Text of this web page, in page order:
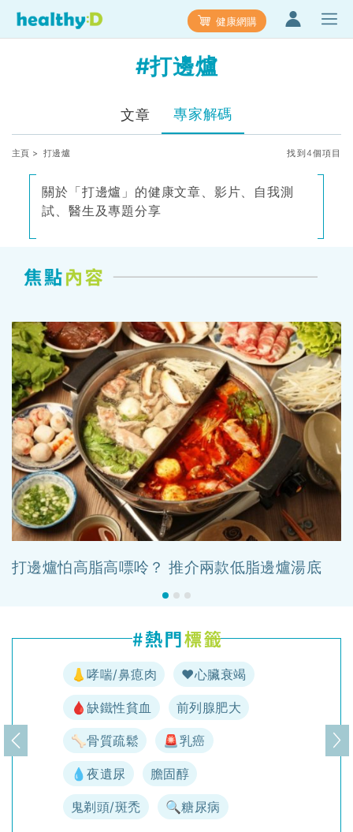
健康網購
#打邊爐
文章 專家解碼
主頁 > 打邊爐 找到4個項目
關於「打邊爐」的健康文章、影片、自我測
試、醫生及專題分享
打邊爐怕高脂高嘌呤？ 推介兩款低脂邊爐湯底
👃哮喘/鼻瘜肉 ♥️心臟衰竭
🩸缺鐵性貧血 前列腺肥大
🦴骨質疏鬆 🚨乳癌
💧夜遺尿 膽固醇
鬼剃頭/斑禿 🔍糖尿病
上一頁 下